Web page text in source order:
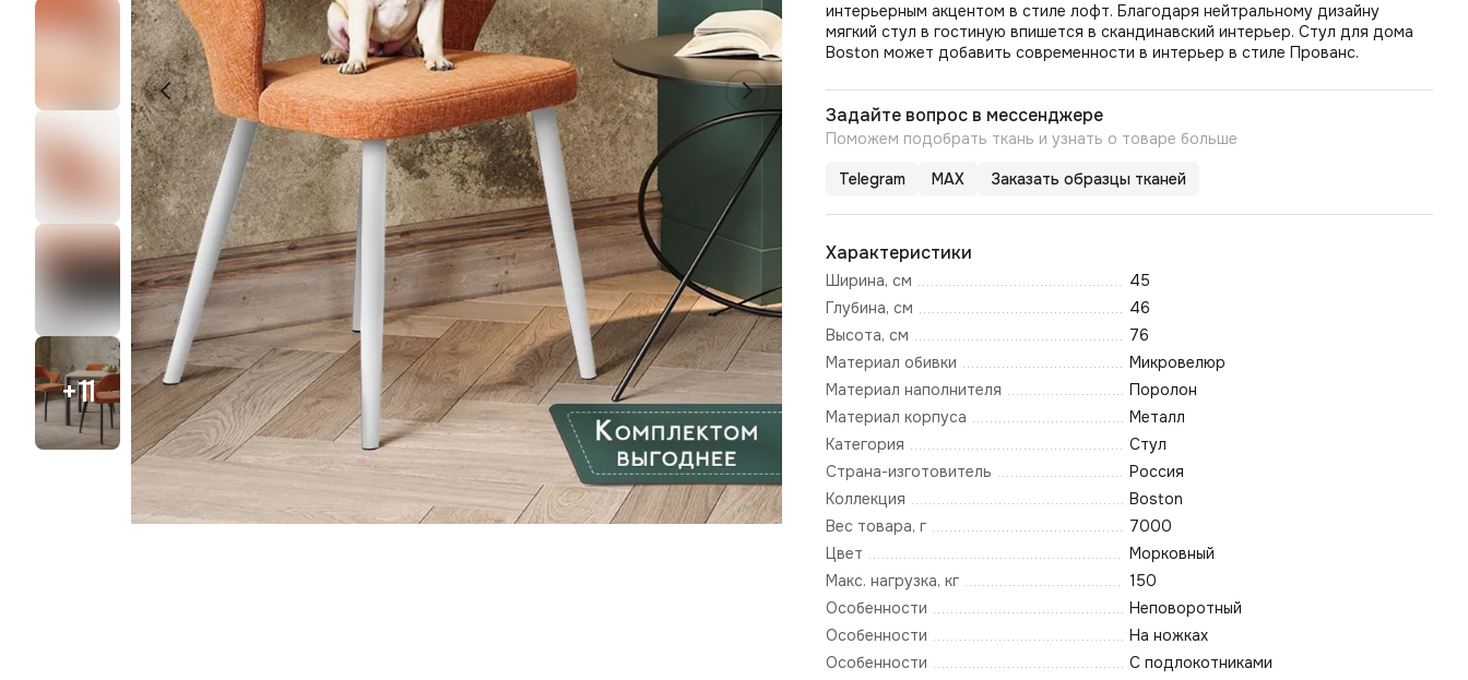
интерьерным акцентом в стиле лофт. Благодаря нейтральному дизайну
мягкий стул в гостиную впишется в скандинавский интерьер. Стул для дома
Boston может добавить современности в интерьер в стиле Прованс.
Задайте вопрос в мессенджере
Поможем подобрать ткань и узнать о товаре больше
Telegram MAX Заказать образцы тканей
Характеристики
Ширина, см
45
Глубина, см
46
Высота, см
76
Материал обивки
Микровелюр
Материал наполнителя
Поролон
Материал корпуса
Металл
Категория
Стул
Страна-изготовитель
Россия
Коллекция
Boston
Вес товара, г
7000
Цвет
Морковный
Макс. нагрузка, кг
150
Особенности
Неповоротный
Особенности
На ножках
Особенности
С подлокотниками